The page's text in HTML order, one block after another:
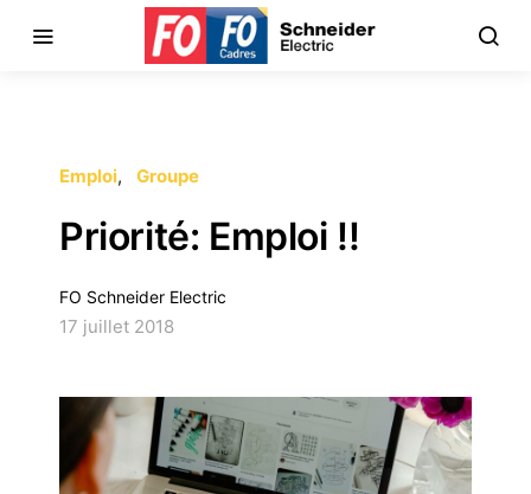
Emploi Groupe
Priorité: Emploi !!
FO Schneider Electric
17 juillet 2018